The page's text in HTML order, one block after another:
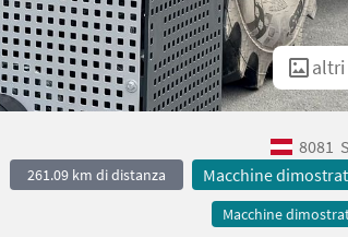
altri
8081
261.09 km di distanza Macchine
Macchine